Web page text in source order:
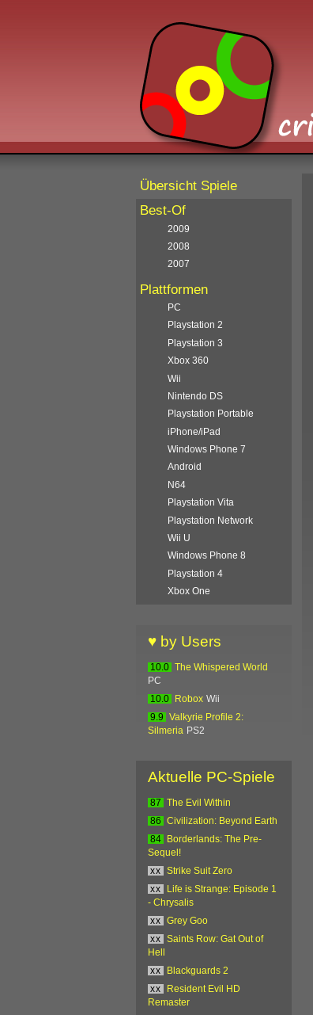
Übersicht Spiele
Best-Of
2009
2008
2007
Plattformen
PC
Playstation 2
Playstation 3
Xbox 360
Wii
Nintendo DS
Playstation Portable
iPhone/iPad
Windows Phone 7
Android
N64
Playstation Vita
Playstation Network
Wii U
Windows Phone 8
Playstation 4
Xbox One
♥ by Users
10.0 The Whispered World
PC
10.0
Robox Wii
9.9
Valkyrie Profile 2:
Silmeria PS2
Aktuelle PC-Spiele
87
The Evil Within
86
Civilization: Beyond Earth
84
Borderlands: The Pre-
Sequel!
xx
Strike Suit Zero
xx
Life is Strange: Episode 1
- Chrysalis
xx
Grey Goo
xx
Saints Row: Gat Out of
Hell
xx
Blackguards 2
xx
Resident Evil HD
Remaster